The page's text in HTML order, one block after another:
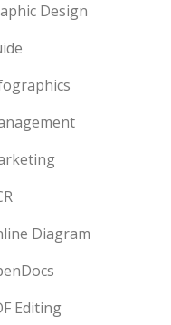
Design
Diagram
Editing